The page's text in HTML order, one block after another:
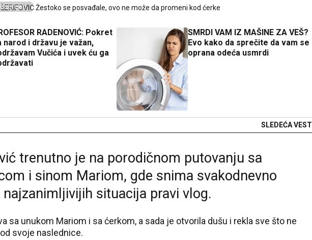
RADENOVIĆ: Pokret
narod i državu je važan,
Vučića i uvek ću ga
SMRDI VAM IZ MAŠINE ZA VEŠ?
Evo kako da sprečite da vam se
oprana odeća usmrdi
SLEDEĆA VEST
trenutno je na porodičnom putovanju sa
i sinom Mariom, gde snima svakodnevno
situacija pravi vlog.
sa unukom Mariom i sa ćerkom, a sada je otvorila dušu i rekla sve što ne
svoje naslednice.